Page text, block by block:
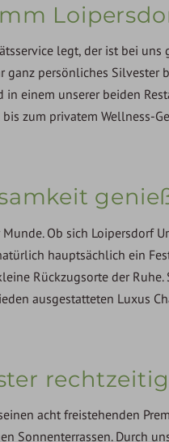
legt, der ist bei
persönliches Silvester
einem unserer beiden
zum privatem Wellness-
Ob sich Loipersdorf
hauptsächlich ein
Rückzugsorte der
ausgestatteten Luxus
acht freistehenden
Sonnenterrassen. Durch